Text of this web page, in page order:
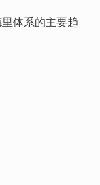
体系的主要趋